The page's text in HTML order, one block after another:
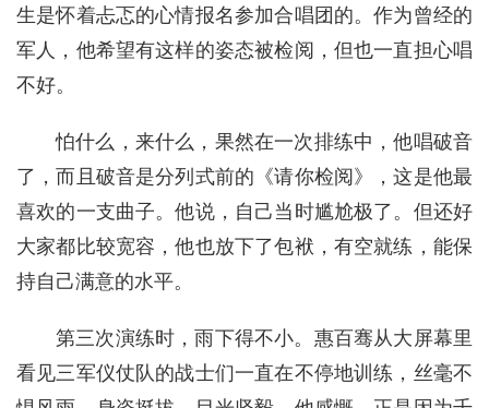
生是怀着忐忑的心情报名参加合唱团的。作为曾经的
军人，他希望有这样的姿态被检阅，但也一直担心唱
不好。
怕什么，来什么，果然在一次排练中，他唱破音
了，而且破音是分列式前的《请你检阅》，这是他最
喜欢的一支曲子。他说，自己当时尴尬极了。但还好
大家都比较宽容，他也放下了包袱，有空就练，能保
持自己满意的水平。
第三次演练时，雨下得不小。惠百骞从大屏幕里
看见三军仪仗队的战士们一直在不停地训练，丝毫不